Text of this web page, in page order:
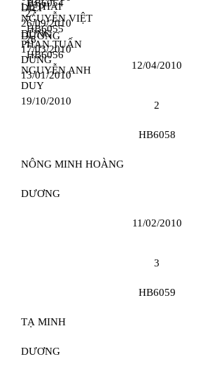
DIỆP
26/09/2010
HB6054
NGUYỄN VIỆT
DŨNG
17/03/2010
27
HB6055
PHAN TUẤN
DŨNG
13/01/2010
28
HB6056
NGUYỄN ANH
DUY
19/10/2010
LÊ THÁI
DƯƠNG
12/04/2010
2
HB6058
NÔNG MINH HOÀNG
DƯƠNG
11/02/2010
3
HB6059
TẠ MINH
DƯƠNG